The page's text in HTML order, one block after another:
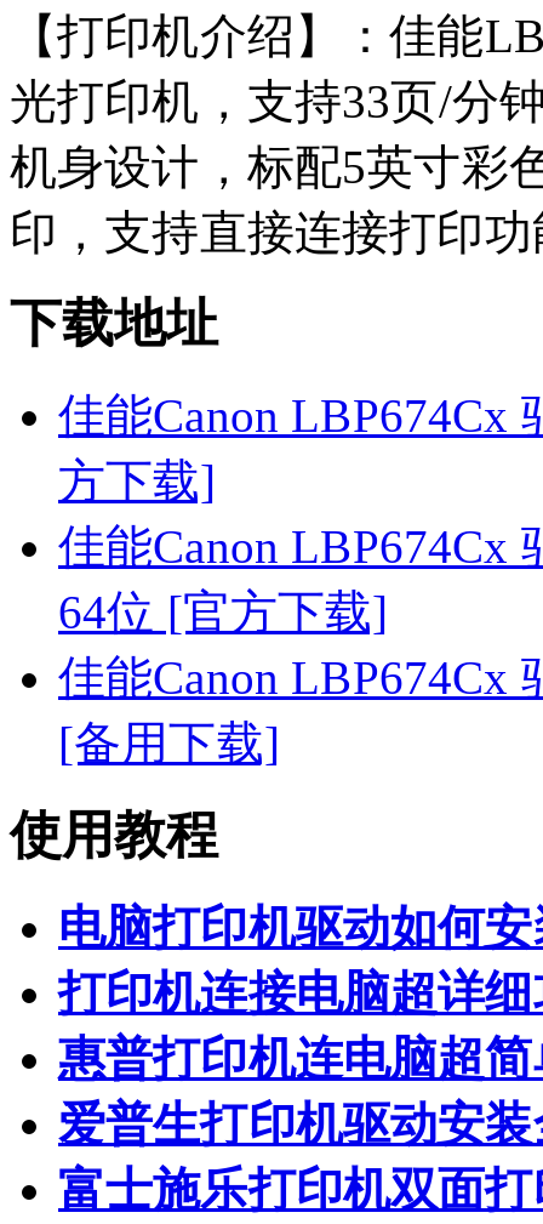
【打印机介绍】：佳能
光打印机，支持33页/分
机身设计，标配5英寸彩
印，支持直接连接打印
下载地址
佳能Canon LBP674Cx
方下载]
佳能Canon LBP674Cx
64位 [官方下载]
佳能Canon LBP674Cx
[备用下载]
使用教程
电脑打印机驱动如何
打印机连接电脑超详
惠普打印机连电脑超
爱普生打印机驱动安
富士施乐打印机双面